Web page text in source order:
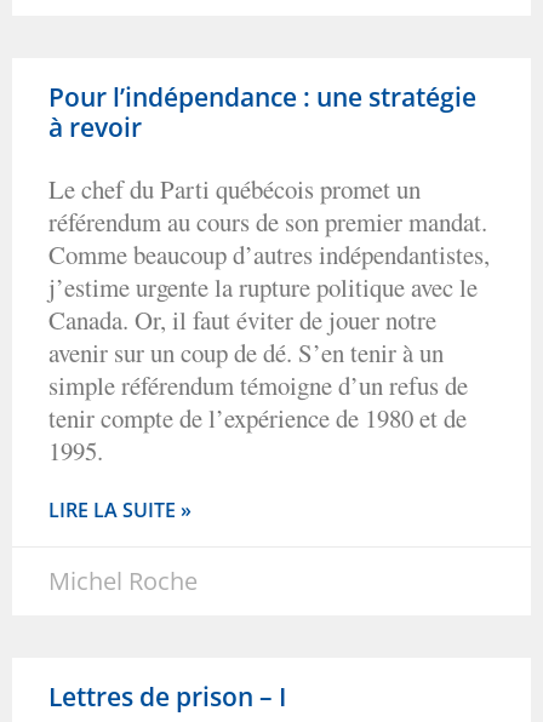
Pour l’indépendance : une stratégie
à revoir
Le chef du Parti québécois promet un
référendum au cours de son premier mandat.
Comme beaucoup d’autres indépendantistes,
j’estime urgente la rupture politique avec le
Canada. Or, il faut éviter de jouer notre
avenir sur un coup de dé. S’en tenir à un
simple référendum témoigne d’un refus de
tenir compte de l’expérience de 1980 et de
1995.
LIRE LA SUITE »
Michel Roche
Lettres de prison – I